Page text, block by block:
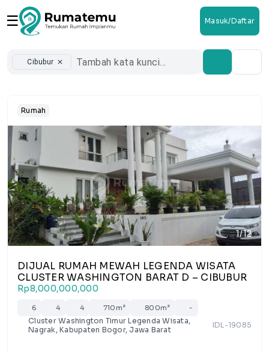
☰ Masuk/Daftar
Cibubur close
Rumah
1/12
DIJUAL RUMAH MEWAH LEGENDA WISATA
CLUSTER WASHINGTON BARAT D – CIBUBUR
Rp8,000,000,000
6 4 4 710m² 800m² -
Cluster Washington Timur Legenda Wisata,
Nagrak, Kabupaten Bogor, Jawa Barat
IDL-19085